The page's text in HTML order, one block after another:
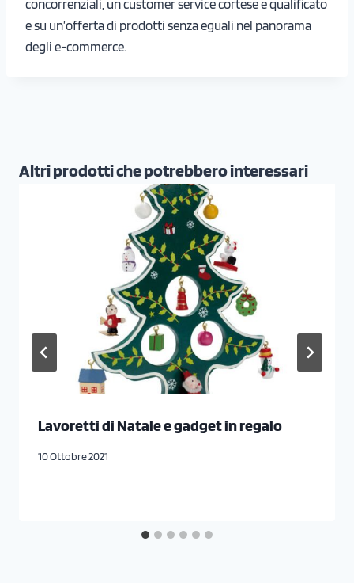
concorrenziali, un customer service cortese e qualificato
e su un’offerta di prodotti senza eguali nel panorama
degli e-commerce.
Altri prodotti che potrebbero interessari
Lavoretti di Natale e gadget in regalo
10 Ottobre 2021